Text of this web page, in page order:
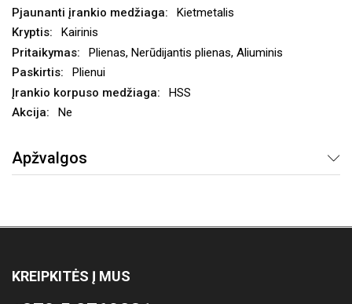
Kietmetalis
Kairinis
Plienas, Nerūdijantis plienas, Aliuminis
Plienui
HSS
Ne
Apžvalgos
KREIPKITĖS Į MUS